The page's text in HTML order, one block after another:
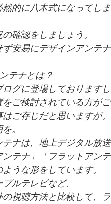
然的に八木式になってし
確認をしましょう。
安易にデザインアンテ
テナとは？
グに登場しておりますし
をご検討されている方が
ご存じだと思いますが。
。
テナは、地上デジタル放
ンテナ」「フラットアン
うな形をしています。
ルテレビなど、
の視聴方法と比較して、